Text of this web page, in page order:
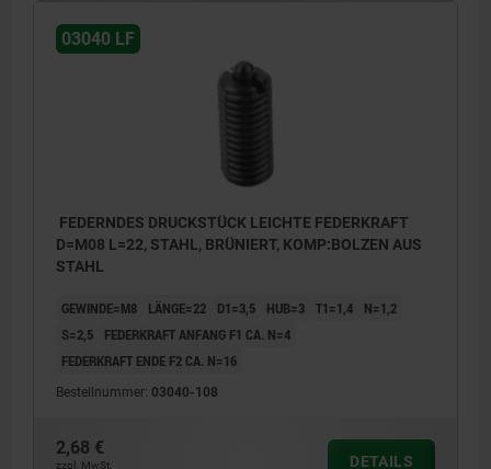
03040 LF
FEDERNDES DRUCKSTÜCK LEICHTE FEDERKRAFT
D=M08 L=22, STAHL, BRÜNIERT, KOMP:BOLZEN AUS
STAHL
GEWINDE=M8 LÄNGE=22 D1=3,5 HUB=3 T1=1,4
N=1,2
S=2,5
FEDERKRAFT ANFANG F1 CA. N=4
FEDERKRAFT ENDE F2 CA. N=16
Bestellnummer: 03040-108
2,68 €
zzgl. MwSt. DETAILS